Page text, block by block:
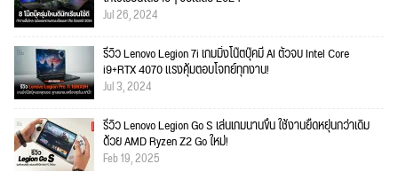
Jul 26, 2024
รีวิว Lenovo Legion 7i เกมมิ่งโน๊ตบุ๊คมี AI ตัวจบ Intel Core
i9+RTX 4070 แรงคุ้มตอบโจทย์ทุกงาน!
Jul 3, 2024
รีวิว Lenovo Legion Go S เล่นเกมนานขึ้น ใช้งานยืดหยุ่นกว่าเดิม
ด้วย AMD Ryzen Z2 Go ใหม่!
Feb 19, 2025